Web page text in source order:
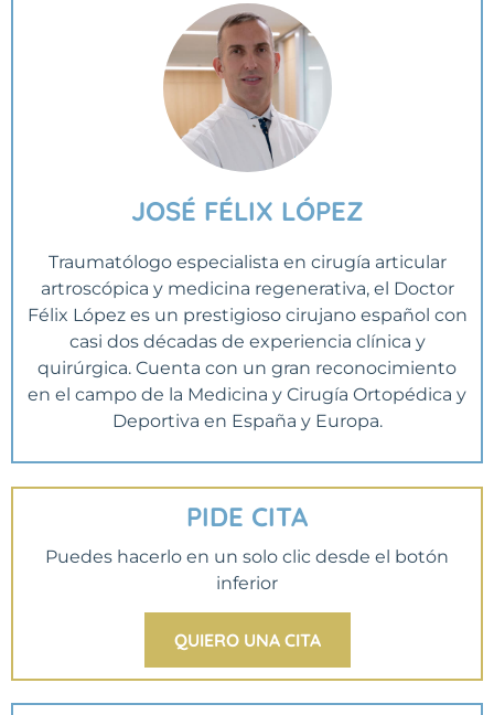
JOSÉ FÉLIX LÓPEZ
Traumatólogo especialista en cirugía articular
artroscópica y medicina regenerativa, el Doctor
Félix López es un prestigioso cirujano español con
casi dos décadas de experiencia clínica y
quirúrgica. Cuenta con un gran reconocimiento
en el campo de la Medicina y Cirugía Ortopédica y
Deportiva en España y Europa.
PIDE CITA
Puedes hacerlo en un solo clic desde el botón
inferior
QUIERO UNA CITA